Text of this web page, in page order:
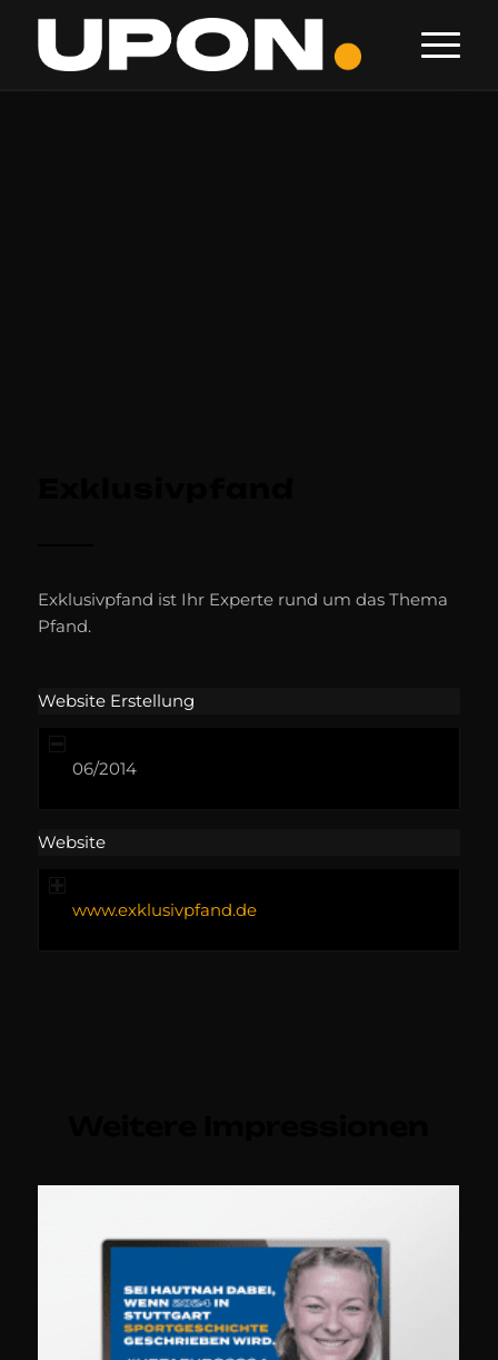
Exklusivpfand ist Ihr Experte rund um das Thema
Pfand.
Website Erstellung
06/2014
Website
www.exklusivpfand.de